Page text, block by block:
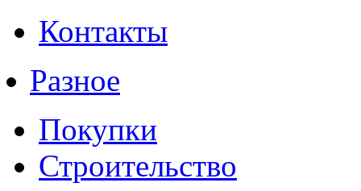
Контакты
Разное
Покупки
Строительство